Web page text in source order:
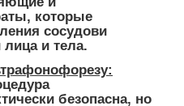
которые
сосудови
и тела.
безопасна, но